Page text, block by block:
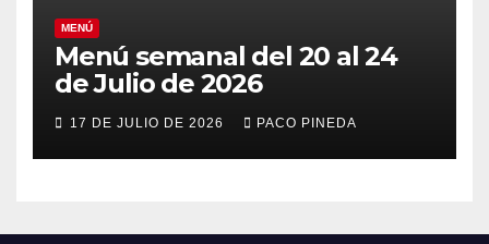
MENÚ
Menú semanal del 20 al 24
de Julio de 2026
17 DE JULIO DE 2026 PACO PINEDA